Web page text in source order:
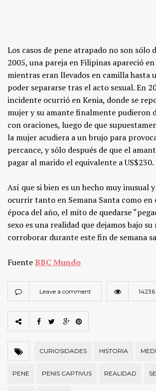
Los casos de pene atrapado no son sólo
2005, una pareja en Filipinas apareció
mientras eran llevados en camilla hasta
poder separarse tras el acto sexual. En
incidente ocurrió en Kenia, donde se
mujer y su amante finalmente pudieron
con oraciones, luego de que
la mujer acudiera a un brujo para
percance, y sólo después de que el
pagar al marido el equivalente a US$230.
Así que si bien es un hecho muy inusual
ocurrir tanto en Semana Santa como
época del año, el mito de quedarse
sexo es una realidad que dejamos bajo
corroborar durante este fin de semana
FuenteBBC Mundo
Leave a comment 14236
CURIOSIDADES HISTORIA
PENE PENIS CAPTIVUS REALIDAD